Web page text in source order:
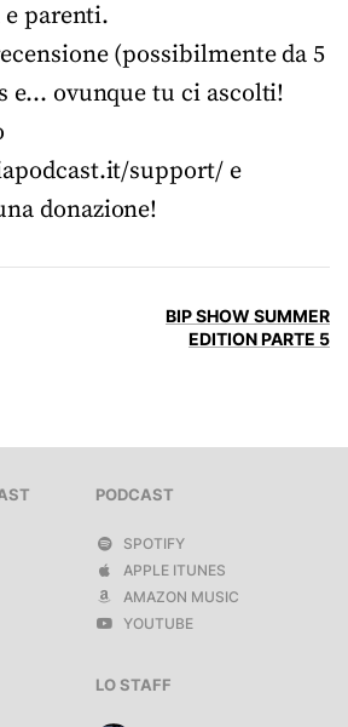
parenti.
(possibilmente da 5
e… ovunque tu ci ascolti!
support/ e
donazione!
BIP SHOW SUMMER
EDITION PARTE 5
PODCAST
SPOTIFY
APPLE ITUNES
AMAZON MUSIC
YOUTUBE
LO STAFF